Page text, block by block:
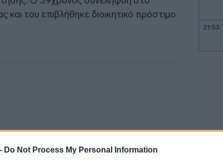
Do Not Process My Personal Information
και του επιβλήθηκε διοικητικό πρόστιμο
21:53